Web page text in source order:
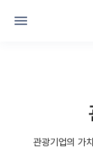
관광기업의 가